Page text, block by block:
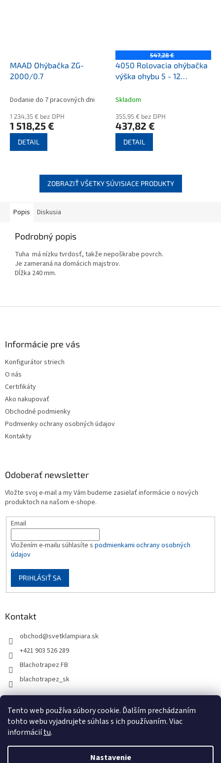
Tento web používa súbory cookie. Ďalším prechádzaním
tohto webu vyjadrujete súhlas s ich používaním. Viac
informáciítu.
Nastavenie
MAAD Ohýbačka ZG-
2000/0.7
Dodanie do 7 pracovných dni
1 234,35 € bez DPH
1 518,25 €
DETAIL
547,28 €
4050 Rolovacia ohýbačka
výška ohybu 5 - 12
Skladom
355,95 € bez DPH
437,82 €
DETAIL
ZOBRAZIŤ VŠETKY SÚVISIACE PRODUKTY
Popis Diskusia
Podrobný popis
Tuha má nízku tvrdosť, takže nepoškrabe povrch.
Je zameraná na domácich majstrov.
Dĺžka 240 mm.
Informácie pre vás
Konfigurátor striech
O nás
Certifikáty
Ako nakupovať
Obchodné podmienky
Podmienky ochrany osobných údajov
Kontakty
Odoberať newsletter
Vložte svoj e-mail a my Vám budeme zasielať informácie o nových
produktoch na našom e-shope.
Email
Vložením e-mailu súhlasíte s podmienkami ochrany osobných
údajov
PRIHLÁSIŤ SA
Kontakt
obchod@svetklampiara.sk
+421 903 526 289
Blachotrapez FB
blachotrapez_sk
Vytvoril Shoptet